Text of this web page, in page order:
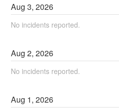
Aug3,2026
No incidents reported.
Aug2,2026
No incidents reported.
Aug 1,2026